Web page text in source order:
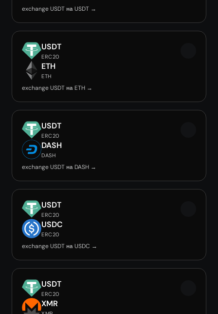
exchange USDT на USDT →
USDT
ERC20
ETH
ETH
exchange USDT на ETH →
USDT
ERC20
DASH
DASH
exchange USDT на DASH →
USDT
ERC20
USDC
ERC20
exchange USDT на USDC →
USDT
ERC20
XMR